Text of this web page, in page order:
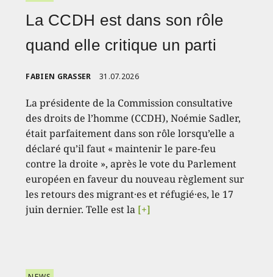
La CCDH est dans son rôle
quand elle critique un parti
FABIEN GRASSER 31.07.2026
La présidente de la Commission consultative
des droits de l’homme (CCDH), Noémie Sadler,
était parfaitement dans son rôle lorsqu’elle a
déclaré qu’il faut « maintenir le pare-feu
contre la droite », après le vote du Parlement
européen en faveur du nouveau règlement sur
les retours des migrant·es et réfugié·es, le 17
juin dernier. Telle est la [+]